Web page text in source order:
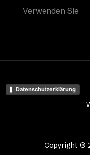
Verwenden Sie
Copyright ©
Datenschutzerklärung